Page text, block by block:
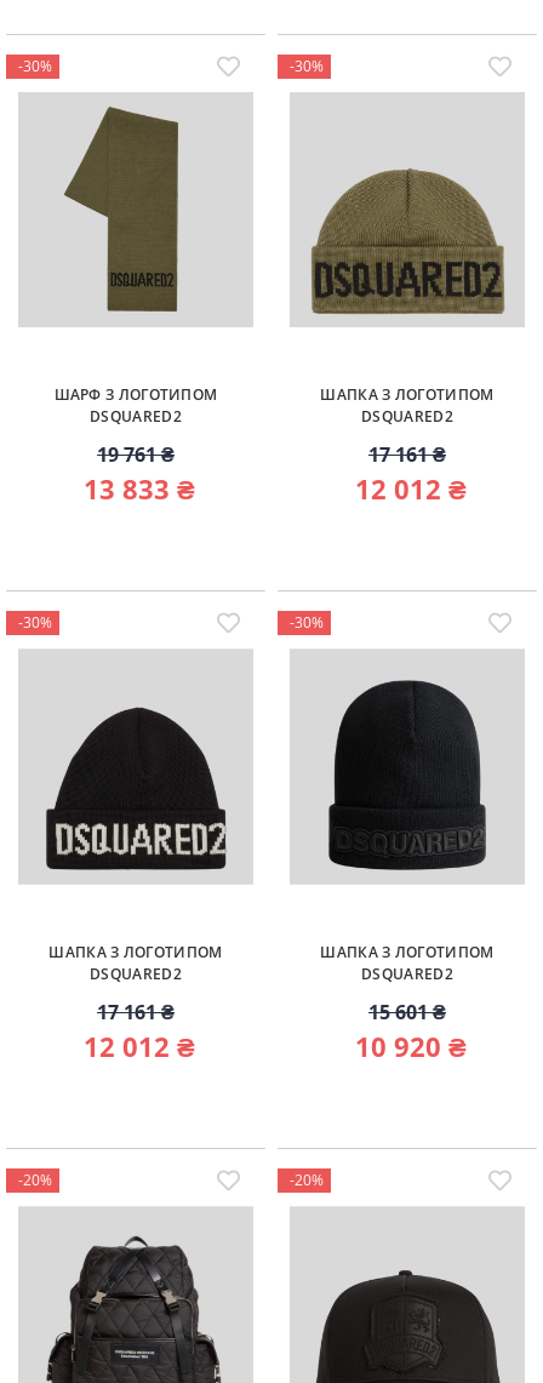
-30%
ШАРФ З ЛОГОТИПОМ
DSQUARED2
19 761 ₴
13 833 ₴
-30%
ШАПКА З ЛОГОТИПОМ
DSQUARED2
17 161 ₴
12 012 ₴
-30%
ШАПКА З ЛОГОТИПОМ
DSQUARED2
17 161 ₴
12 012 ₴
-30%
ШАПКА З ЛОГОТИПОМ
DSQUARED2
15 601 ₴
10 920 ₴
-20% -20%